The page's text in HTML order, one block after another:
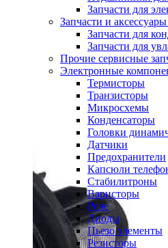
Запчасти для
Запчасти и
Запчасти для
Запчасти для
Прочие сервисные
Электронные
Термисторы
Транзисторы
Микросхемы
Конденсаторы
Головки
Датчики
Предохранители
Капсюли
Стабилитроны
Варисторы
Реле
Диоды
Пьезо элементы
Резисторы